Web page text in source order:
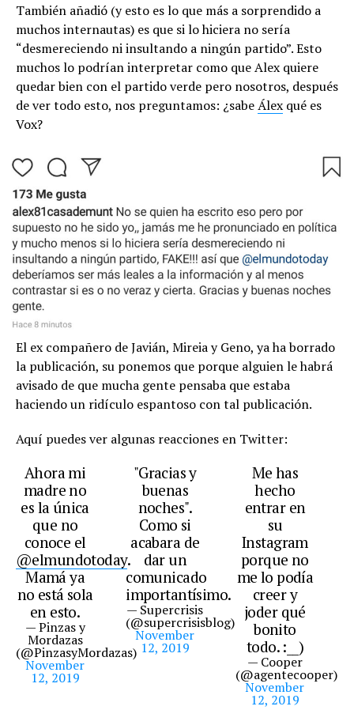
También añadió (y esto es lo que más a sorprendido a
muchos internautas) es que si lo hiciera no sería
“desmereciendo ni insultando a ningún partido”. Esto
muchos lo podrían interpretar como que Alex quiere
quedar bien con el partido verde pero nosotros, después
de ver todo esto, nos preguntamos: ¿sabeÁlex qué es
Vox?
El ex compañero de Javián, Mireia y Geno, ya ha borrado
la publicación, su ponemos que porque alguien le habrá
avisado de que mucha gente pensaba que estaba
haciendo un ridículo espantoso con tal publicación.
Aquí puedes ver algunas reacciones en Twitter:
Ahora mi
madre no
es la única
que no
conoce el
@elmundotoday.
Mamá ya
no está sola
en esto.
— Pinzas y
Mordazas
(@PinzasyMordazas)
November
12, 2019
"Gracias y
buenas
noches".
Como si
acabara de
dar un
comunicado
importantísimo.
— Supercrisis
(@supercrisisblog)
November
12, 2019
Me has
hecho
entrar en
su
Instagram
porque no
me lo podía
creer y
joder qué
bonito
todo. :__)
— Cooper
(@agentecooper)
November
12, 2019